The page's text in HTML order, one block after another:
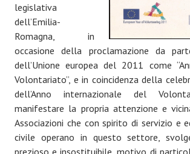
legislativa
dell’Emilia-
Romagna, in
occasione della proclamazione da
dell’Unione europea del 2011 come
Volontariato”, e in coincidenza della
dell’Anno internazionale del
manifestare la propria attenzione e
Associazioni che con spirito di servizio e
civile operano in questo settore,
prezioso e insostituibile, motivo di